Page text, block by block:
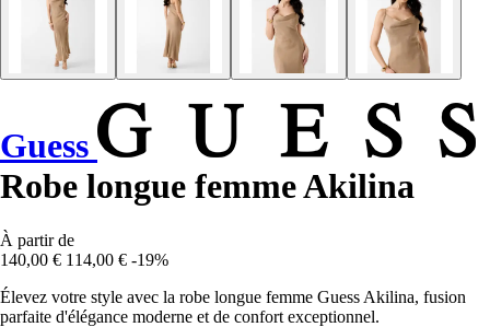
Guess
Robe longue femme Akilina
À partir de
140,00 € 114,00 € -19%
Élevez votre style avec la robe longue femme Guess Akilina, fusion
parfaite d'élégance moderne et de confort exceptionnel.